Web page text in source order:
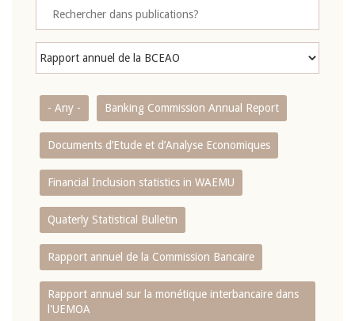
- Any - Banking Commission Annual Report
Documents d’Etude et d’Analyse Economiques
Financial Inclusion statistics in WAEMU
Quaterly Statistical Bulletin
Rapport annuel de la Commission Bancaire
Rapport annuel sur la monétique interbancaire dans
l'UEMOA